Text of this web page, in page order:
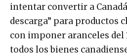
intentar convertir a
descarga” para productos
con imponer aranceles del
todos los bienes